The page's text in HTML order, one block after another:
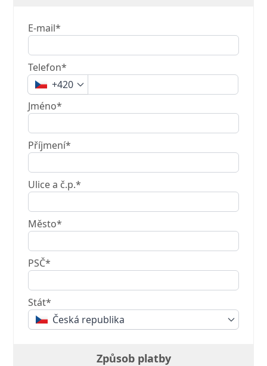
E-mail*
Telefon*
+420
Jméno*
Příjmení*
Ulice a č.p.*
Město*
PSČ*
Stát*
Česká republika
Způsob platby